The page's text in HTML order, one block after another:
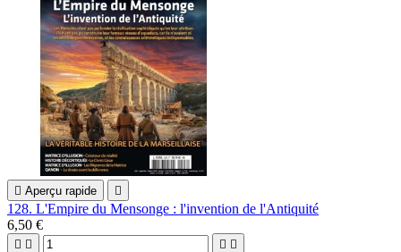
 Aperçu rapide 
128. L'Empire du Mensonge : l'invention de l'Antiquité
6,50 €
   